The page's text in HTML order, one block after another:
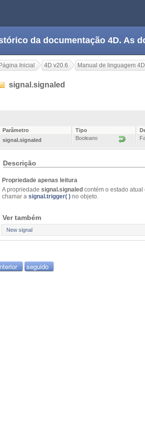
da documentação 4D. As
Página Inicial 4D v20.6 Manual de linguagem 4D
signal.signaled
Parâmetro Tipo
signal.signaled
Booleano
Descrição
Propriedade apenas leitura
A propriedade signal.signaled contém o estado atual
chamar a signal.trigger( ) no objeto.
Ver também
New signal
seguido